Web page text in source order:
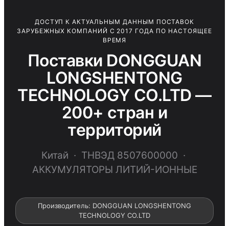
ДОСТУП К АКТУАЛЬНЫМ ДАННЫМ ПОСТАВОК
ЗАРУБЕЖНЫХ КОМПАНИЙ С 2017 ГОДА ПО НАСТОЯЩЕЕ
ВРЕМЯ
Поставки DONGGUAN
LONGSHENTONG
TECHNOLOGY CO.LTD —
200+ стран и
территорий
Китай · ТНВЭД 8507600000 ·
АККУМУЛЯТОРЫ ЛИТИЙ-ИОННЫЕ
Производитель: DONGGUAN LONGSHENTONG
TECHNOLOGY CO.LTD